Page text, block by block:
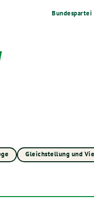
Bundespartei
Gleichstellung und